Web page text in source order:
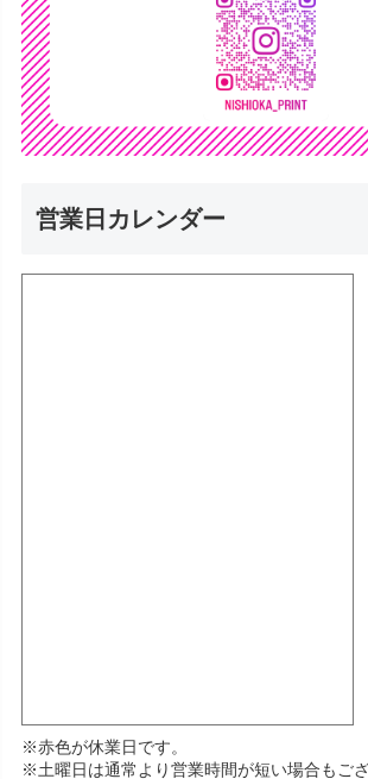
営業日カレンダー
※赤色が休業日です。
※土曜日は通常より営業時間が短い場合もご